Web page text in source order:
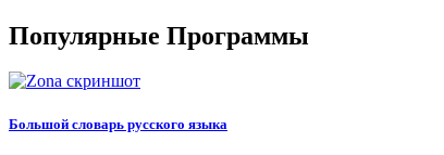
Популярные Программы
Большой словарь русского языка